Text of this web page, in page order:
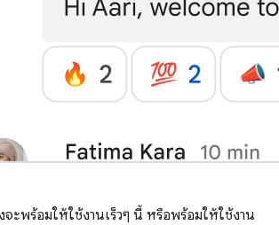
ะพร้อมให้ใช้งานเร็วๆ นี้ หรือพร้อมให้ใช้งาน